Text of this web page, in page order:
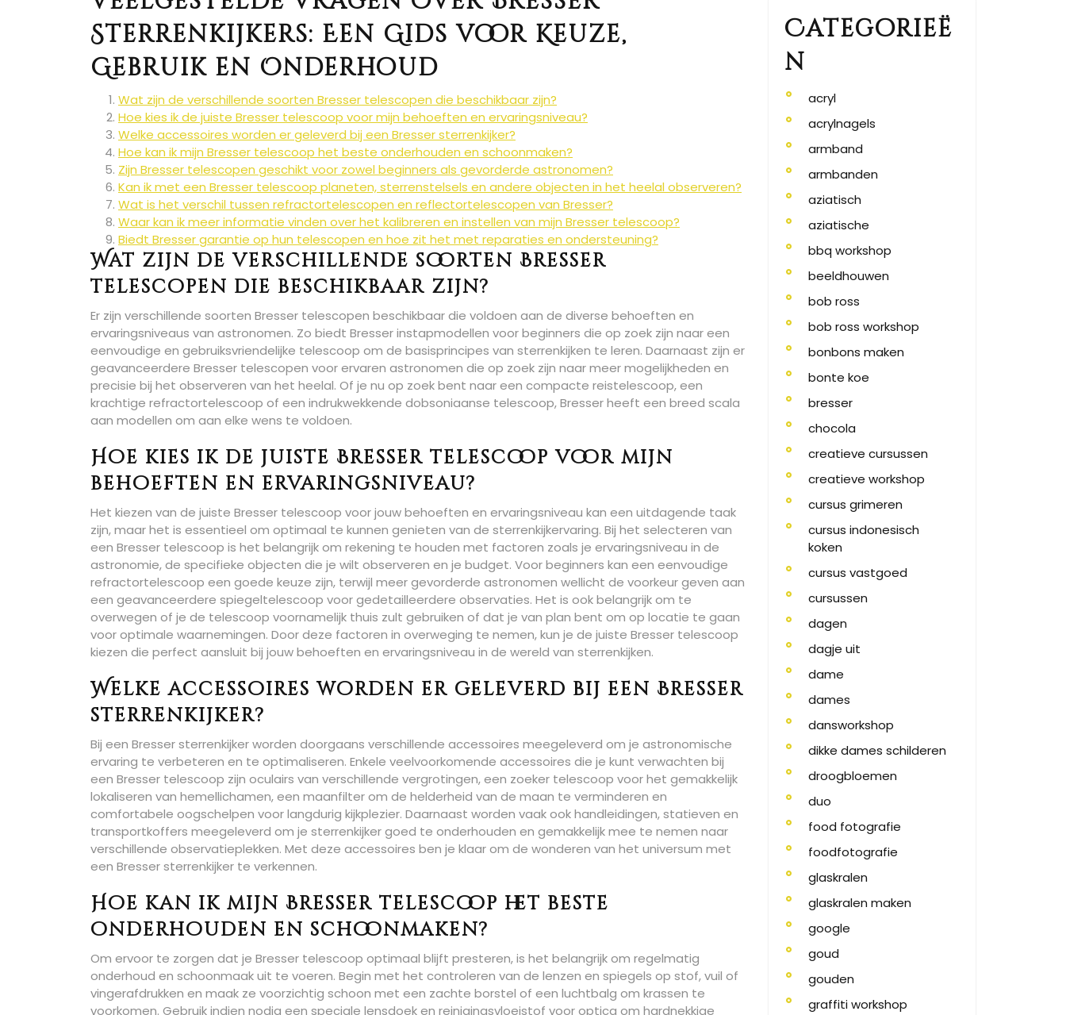
Sterrenkijkers: Een Gids voor Keuze,
Gebruik en Onderhoud
Wat zijn de verschillende soorten Bresser telescopen die beschikbaar zijn?
Hoe kies ik de juiste Bresser telescoop voor mijn behoeften en ervaringsniveau?
Welke accessoires worden er geleverd bij een Bresser sterrenkijker?
Hoe kan ik mijn Bresser telescoop het beste onderhouden en schoonmaken?
Zijn Bresser telescopen geschikt voor zowel beginners als gevorderde astronomen?
Kan ik met een Bresser telescoop planeten, sterrenstelsels en andere objecten in het heelal observeren?
Wat is het verschil tussen refractortelescopen en reflectortelescopen van Bresser?
Waar kan ik meer informatie vinden over het kalibreren en instellen van mijn Bresser telescoop?
Biedt Bresser garantie op hun telescopen en hoe zit het met reparaties en ondersteuning?
Wat zijn de verschillende soorten Bresser
telescopen die beschikbaar zijn?
Er zijn verschillende soorten Bresser telescopen beschikbaar die voldoen aan de diverse behoeften en
ervaringsniveaus van astronomen. Zo biedt Bresser instapmodellen voor beginners die op zoek zijn naar een
eenvoudige en gebruiksvriendelijke telescoop om de basisprincipes van sterrenkijken te leren. Daarnaast zijn er
geavanceerdere Bresser telescopen voor ervaren astronomen die op zoek zijn naar meer mogelijkheden en
precisie bij het observeren van het heelal. Of je nu op zoek bent naar een compacte reistelescoop, een
krachtige refractortelescoop of een indrukwekkende dobsoniaanse telescoop, Bresser heeft een breed scala
aan modellen om aan elke wens te voldoen.
Hoe kies ik de juiste Bresser telescoop voor mijn
behoeften en ervaringsniveau?
Het kiezen van de juiste Bresser telescoop voor jouw behoeften en ervaringsniveau kan een uitdagende taak
zijn, maar het is essentieel om optimaal te kunnen genieten van de sterrenkijkervaring. Bij het selecteren van
een Bresser telescoop is het belangrijk om rekening te houden met factoren zoals je ervaringsniveau in de
astronomie, de specifieke objecten die je wilt observeren en je budget. Voor beginners kan een eenvoudige
refractortelescoop een goede keuze zijn, terwijl meer gevorderde astronomen wellicht de voorkeur geven aan
een geavanceerdere spiegeltelescoop voor gedetailleerdere observaties. Het is ook belangrijk om te
overwegen of je de telescoop voornamelijk thuis zult gebruiken of dat je van plan bent om op locatie te gaan
voor optimale waarnemingen. Door deze factoren in overweging te nemen, kun je de juiste Bresser telescoop
kiezen die perfect aansluit bij jouw behoeften en ervaringsniveau in de wereld van sterrenkijken.
Welke accessoires worden er geleverd bij een Bresser
sterrenkijker?
Bij een Bresser sterrenkijker worden doorgaans verschillende accessoires meegeleverd om je astronomische
ervaring te verbeteren en te optimaliseren. Enkele veelvoorkomende accessoires die je kunt verwachten bij
een Bresser telescoop zijn oculairs van verschillende vergrotingen, een zoeker telescoop voor het gemakkelijk
lokaliseren van hemellichamen, een maanfilter om de helderheid van de maan te verminderen en
comfortabele oogschelpen voor langdurig kijkplezier. Daarnaast worden vaak ook handleidingen, statieven en
transportkoffers meegeleverd om je sterrenkijker goed te onderhouden en gemakkelijk mee te nemen naar
verschillende observatieplekken. Met deze accessoires ben je klaar om de wonderen van het universum met
een Bresser sterrenkijker te verkennen.
Hoe kan ik mijn Bresser telescoop het beste
onderhouden en schoonmaken?
Om ervoor te zorgen dat je Bresser telescoop optimaal blijft presteren, is het belangrijk om regelmatig
onderhoud en schoonmaak uit te voeren. Begin met het controleren van de lenzen en spiegels op stof, vuil of
vingerafdrukken en maak ze voorzichtig schoon met een zachte borstel of een luchtbalg om krassen te
voorkomen. Gebruik indien nodig een speciale lensdoek en reinigingsvloeistof voor optica om hardnekkige
Categorieë
n
acryl
acrylnagels
armband
armbanden
aziatisch
aziatische
bbq workshop
beeldhouwen
bob ross
bob ross workshop
bonbons maken
bonte koe
bresser
chocola
creatieve cursussen
creatieve workshop
cursus grimeren
cursus indonesisch
koken
cursus vastgoed
cursussen
dagen
dagje uit
dame
dames
dansworkshop
dikke dames schilderen
droogbloemen
duo
food fotografie
foodfotografie
glaskralen
glaskralen maken
google
goud
gouden
graffiti workshop